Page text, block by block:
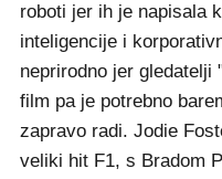
roboti jer ih je napisala
inteligencije i
neprirodno jer gledatelji
film pa je potrebno
zapravo radi. Jodie
veliki hit F1, s Bradom